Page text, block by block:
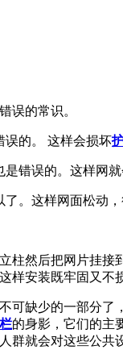
误的常识。
误的。 这样会损坏
是错误的。这样网就
了。这样网面松动
柱然后把网片挂
样安装既牢固又不
可缺少的一部分
的身影，它们的主
群就会对这些公